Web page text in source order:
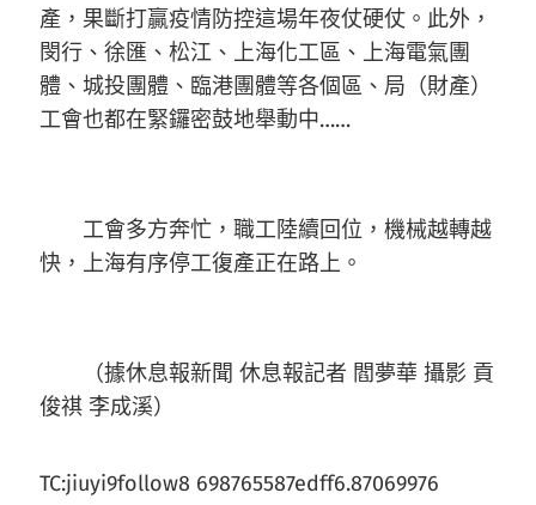
產，果斷打贏疫情防控這場年夜仗硬仗。此外，
閔行、徐匯、松江、上海化工區、上海電氣團
體、城投團體、臨港團體等各個區、局（財產）
工會也都在緊鑼密鼓地舉動中……
工會多方奔忙，職工陸續回位，機械越轉越
快，上海有序停工復產正在路上。
（據休息報新聞 休息報記者 閻夢華 攝影 貢
俊祺 李成溪）
TC:jiuyi9follow8 698765587edff6.87069976